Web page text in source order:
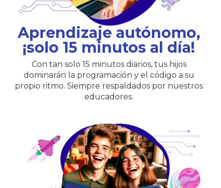
Aprendizaje autónomo,
¡solo 15 minutos al día!
Con tan solo 15 minutos diarios, tus hijos
dominarán la programación y el código a su
propio ritmo. Siempre respaldados por nuestros
educadores.